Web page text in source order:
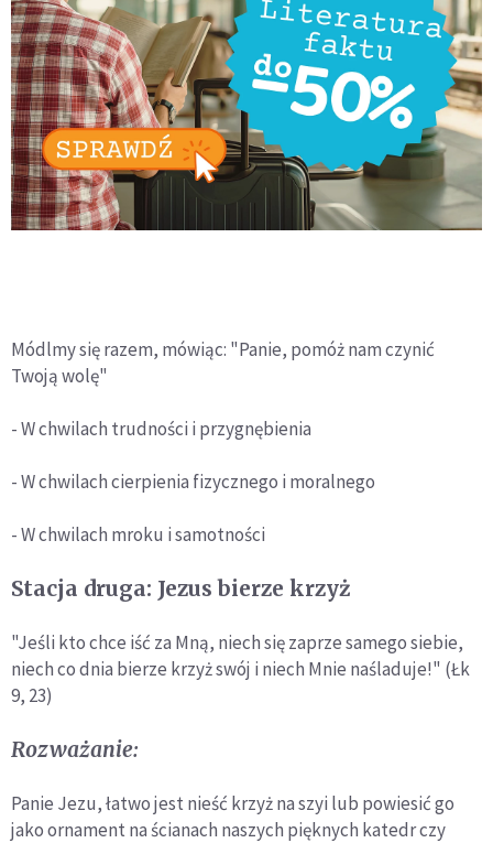
Módlmy się razem, mówiąc: "Panie, pomóż nam czynić
Twoją wolę"
- W chwilach trudności i przygnębienia
- W chwilach cierpienia fizycznego i moralnego
- W chwilach mroku i samotności
Stacja druga: Jezus bierze krzyż
"Jeśli kto chce iść za Mną, niech się zaprze samego siebie,
niech co dnia bierze krzyż swój i niech Mnie naśladuje!" (Łk
9, 23)
Rozważanie:
Panie Jezu, łatwo jest nieść krzyż na szyi lub powiesić go
jako ornament na ścianach naszych pięknych katedr czy